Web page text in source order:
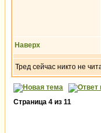
Наверх
Тред сейчас никто не
Страница 4 из 11